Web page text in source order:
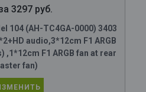
3297 руб.
104 (AH-TC4GA-0000) 3403
audio,3*12cm F1 ARGB
,1*12cm F1 ARGB fan at rear
fan)